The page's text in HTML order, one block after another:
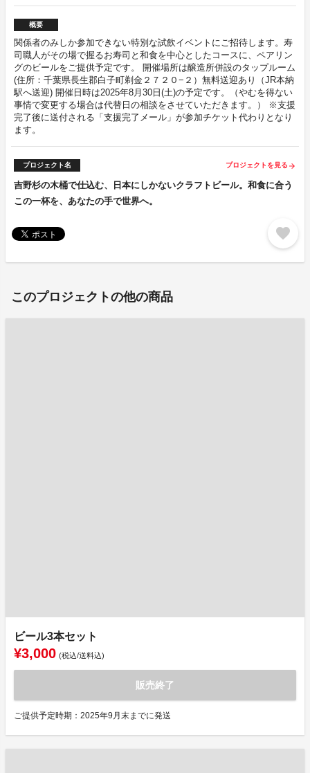
概要
関係者のみしか参加できない特別な試飲イベントにご招待します。寿
司職人がその場で握るお寿司と和食を中心としたコースに、ペアリン
グのビールをご提供予定です。 開催場所は醸造所併設のタップルーム
(住所：千葉県長生郡白子町剃金２７２０−２）無料送迎あり（JR本納
駅へ送迎) 開催日時は2025年8月30日(土)の予定です。（やむを得ない
事情で変更する場合は代替日の相談をさせていただきます。） ※支援
完了後に送付される「支援完了メール」が参加チケット代わりとなり
ます。
プロジェクト名 プロジェクトを見る arrow_forward
吉野杉の木桶で仕込む、日本にしかないクラフトビール。和食に合う
この一杯を、あなたの手で世界へ。
favorite
このプロジェクトの他の商品
ビール3本セット
¥3,000 (税込/送料込)
販売終了
ご提供予定時期：2025年9月末までに発送